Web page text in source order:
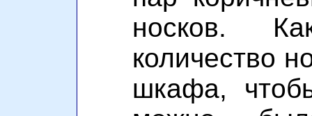
носков.
количество
шкафа,